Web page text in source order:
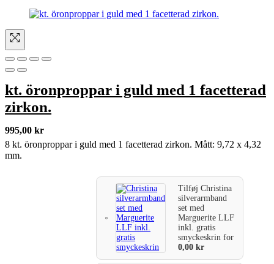
kt. öronproppar i guld med 1 facetterad
zirkon.
995,00 kr
8 kt. öronproppar i guld med 1 facetterad zirkon. Mått: 9,72 x 4,32
mm.
TilføjChristina
silverarmband
set med
Marguerite LLF
inkl. gratis
smyckeskrinfor
0,00kr